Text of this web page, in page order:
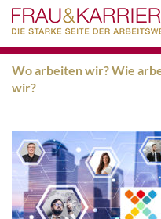
Wo arbeiten wir? Wie
wir?